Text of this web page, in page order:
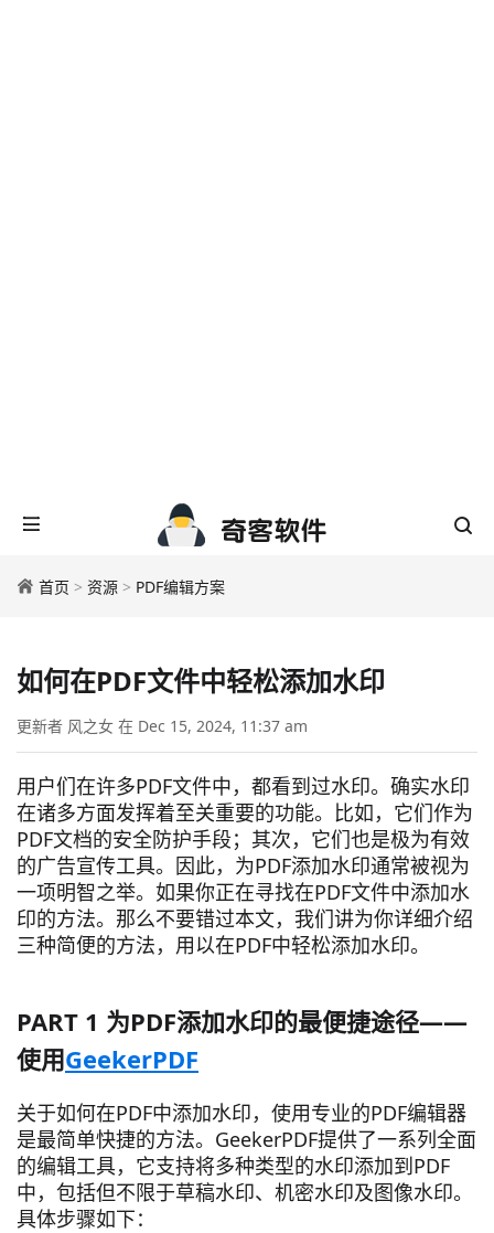
首页 > 资源 > PDF编辑方案
如何在PDF文件中轻松添加水印
更新者 风之女 在 Dec 15, 2024, 11:37 am
用户们在许多PDF文件中，都看到过水印。确实水印
在诸多方面发挥着至关重要的功能。比如，它们作为
PDF文档的安全防护手段；其次，它们也是极为有效
的广告宣传工具。因此，为PDF添加水印通常被视为
一项明智之举。如果你正在寻找在PDF文件中添加水
印的方法。那么不要错过本文，我们讲为你详细介绍
三种简便的方法，用以在PDF中轻松添加水印。
PART 1 为PDF添加水印的最便捷途径——
使用GeekerPDF
关于如何在PDF中添加水印，使用专业的PDF编辑器
是最简单快捷的方法。GeekerPDF提供了一系列全面
的编辑工具，它支持将多种类型的水印添加到PDF
中，包括但不限于草稿水印、机密水印及图像水印。
具体步骤如下：